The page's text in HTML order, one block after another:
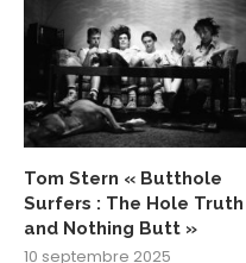
Tom Stern « Butthole
Surfers : The Hole Truth
and Nothing Butt »
10 septembre 2025